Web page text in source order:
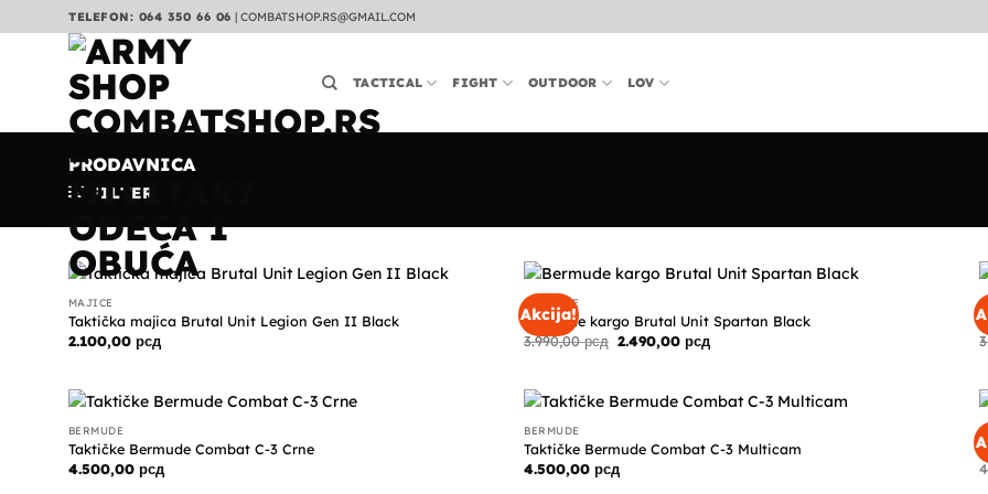
na
TELEFON: 064 350 66 06 | COMBATSHOP.RS@GMAIL.COM
TACTICAL FIGHT OUTDOOR LOV
PRODAVNICA
FILTER
MAJICE
Taktička majica Brutal Unit Legion Gen II Black
2.100,00 рсд
Akcija!
BERMUDE
Bermude kargo Brutal Unit Spartan Black
3.990,00рсд Originalna
3.990,00 рсд.
2.490,00 рсдTrenutna
cena
BERMUDE
Taktičke Bermude Combat C-3 Crne
4.500,00 рсд
BERMUDE
Taktičke Bermude Combat C-3 Multicam
4.500,00рсд